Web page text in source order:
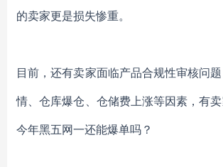
的卖家更是损失惨重。
目前，还有卖家面临产品合规性审核问
情、仓库爆仓、仓储费上涨等因素，有
今年黑五网一还能爆单吗？